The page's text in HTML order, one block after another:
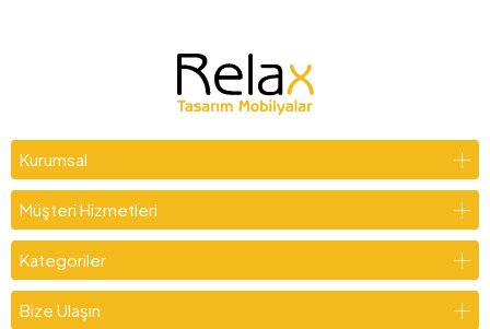
Kurumsal
Müşteri Hizmetleri
Kategoriler
Bize Ulaşın